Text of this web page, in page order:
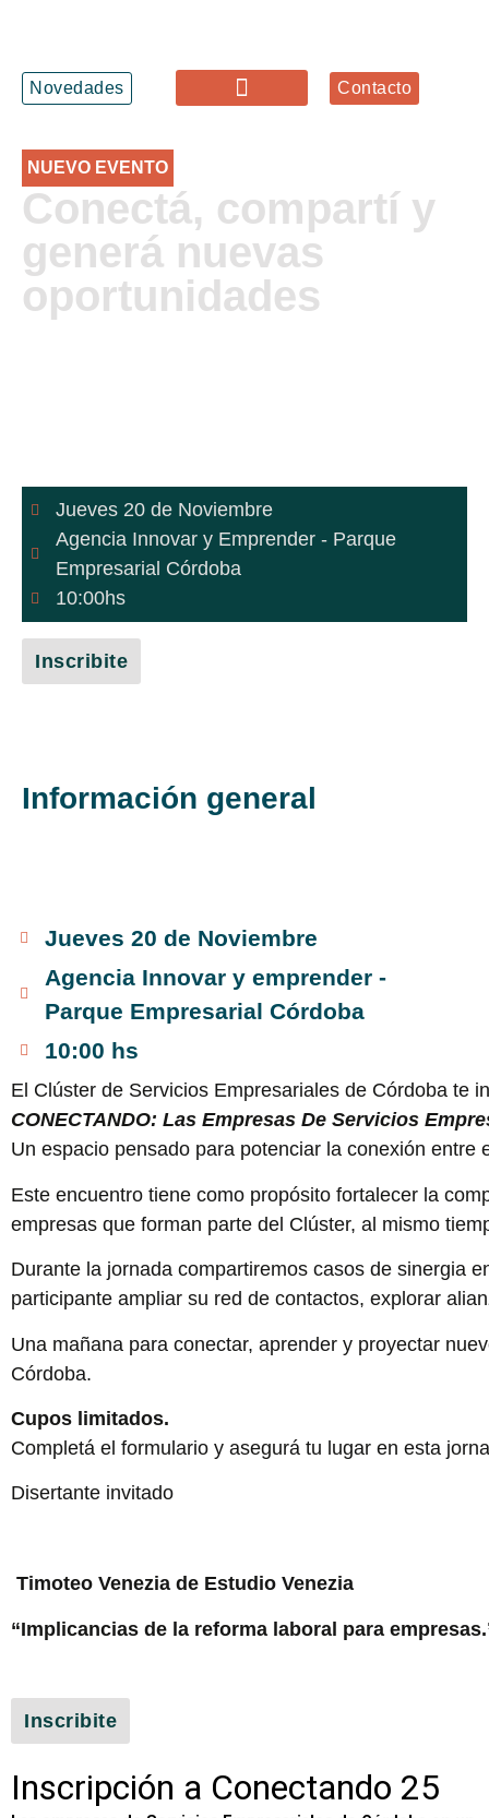
Novedades Contacto
NUEVO EVENTO
Conectá, compartí y
generá nuevas
oportunidades
Jueves 20 de Noviembre
Agencia Innovar y Emprender - Parque
Empresarial Córdoba
10:00hs
Inscribite
Información general
El Clúster de Servicios Empresariales de Córdoba te
CONECTANDO: Las Empresas De Servicios
Un espacio pensado para potenciar la conexión
Este encuentro tiene como propósito fortalecer la
empresas que forman parte del Clúster, al mismo
Durante la jornada compartiremos casos de sinergia
participante ampliar su red de contactos, explorar
Una mañana para conectar, aprender y proyectar
Córdoba.
Cupos limitados.
Completá el formulario y asegurá tu lugar en esta
Disertante invitado
Timoteo Venezia de Estudio Venezia
“Implicancias de la reforma laboral para
Inscribite
Jueves 20 de Noviembre
Agencia Innovar y emprender -
Parque Empresarial Córdoba
10:00 hs